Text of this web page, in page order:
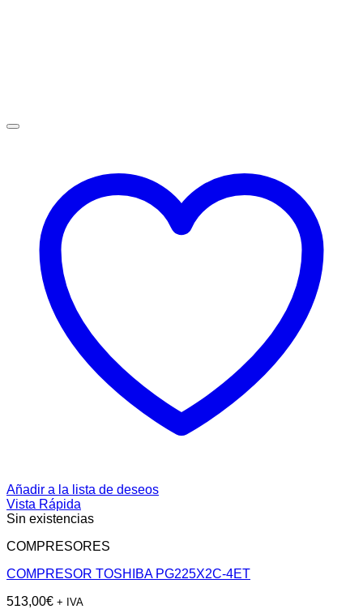
Añadir a la lista de deseos
Vista Rápida
Sin existencias
COMPRESORES
COMPRESOR TOSHIBA PG225X2C-4ET
513,00€ + IVA